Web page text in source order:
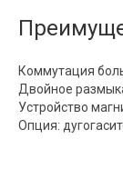
Коммутация
Двойное
Устройство
Опция: